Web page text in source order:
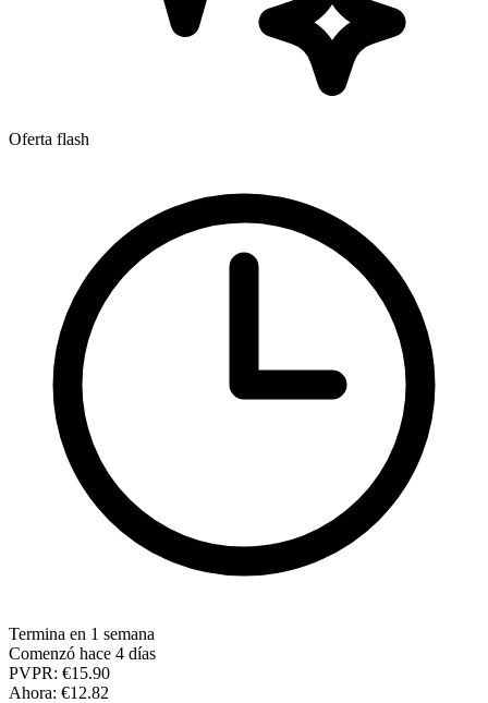
Oferta flash
Termina en 1 semana
Comenzó hace 4 días
PVPR: €15.90
Ahora: €12.82